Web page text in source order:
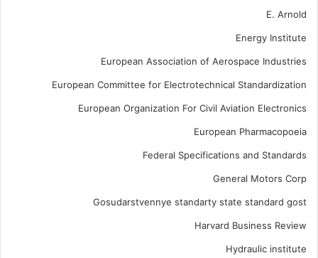
E. Arnold
Energy Institute
European Association of Aerospace Industries
European Committee for Electrotechnical Standardization
European Organization For Civil Aviation Electronics
European Pharmacopoeia
Federal Specifications and Standards
General Motors Corp
Gosudarstvennye standarty state standard gost
Harvard Business Review
Hydraulic institute